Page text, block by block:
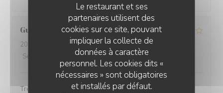
Le restaurant et ses
partenaires utilisent des
cookies sur ce site, pouvant
impliquer la collecte de
données à caractère
personnel. Les cookies dits «
nécessaires » sont obligatoires
et installés par défaut.
Guillaume P
2026-08-05
- 21:15 - Couverts 2
Service
Ambiance: 4/5 Cuisine: 5/5 Qualité / Prix
Très belle vue. Les plats étaient très bons